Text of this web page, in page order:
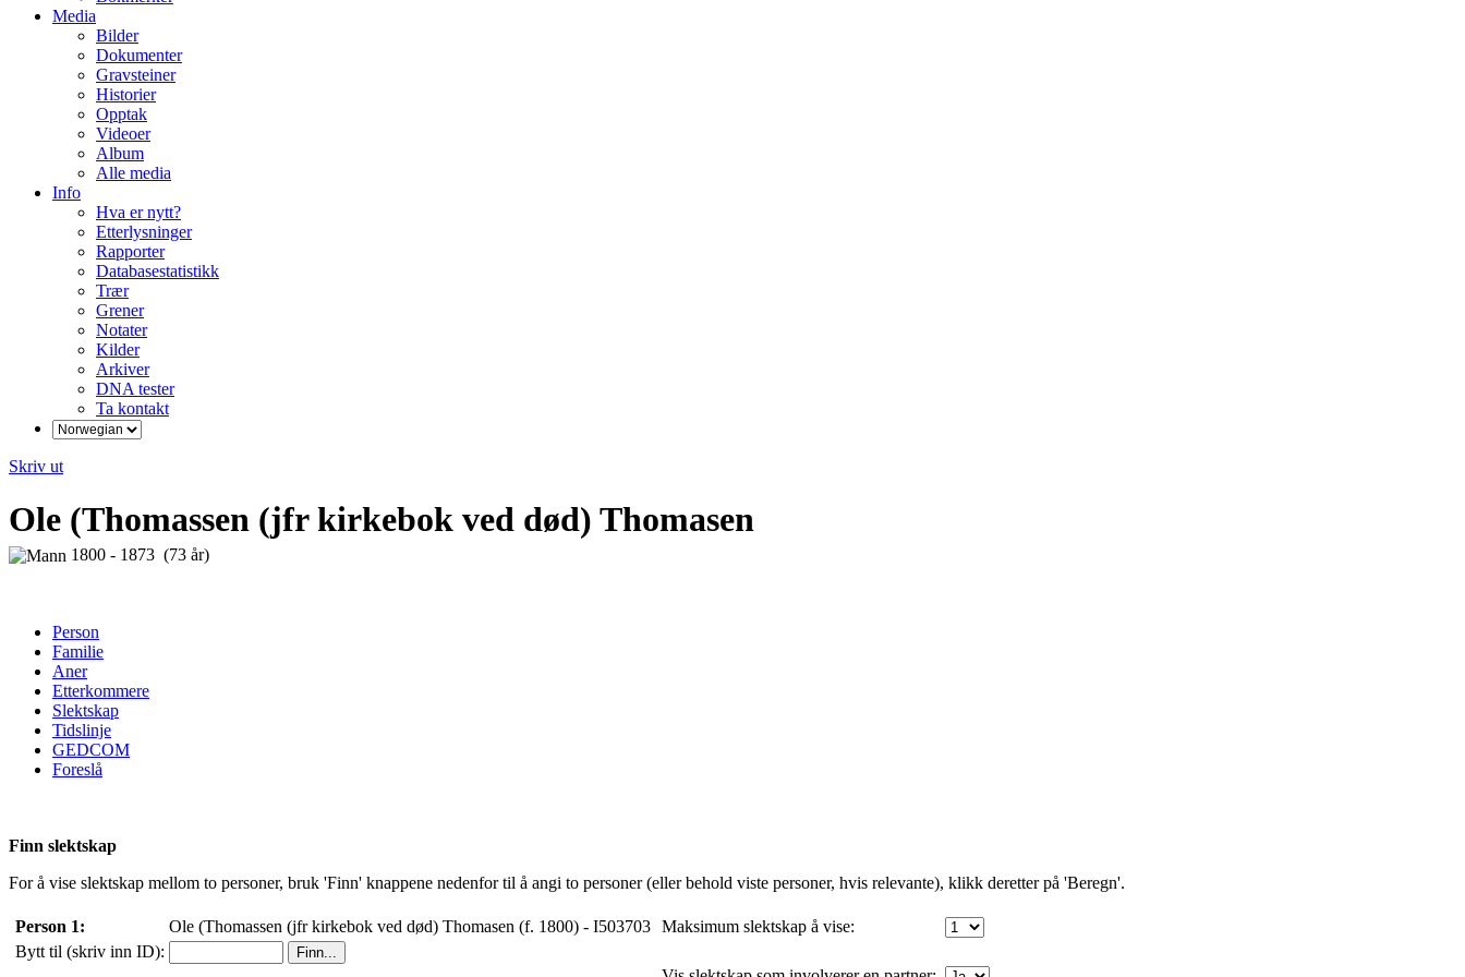
Media
Bilder
Dokumenter
Gravsteiner
Historier
Opptak
Videoer
Album
Alle media
Info
Hva er nytt?
Etterlysninger
Rapporter
Databasestatistikk
Trær
Grener
Notater
Kilder
Arkiver
DNA tester
Ta kontakt
Skriv ut
Ole (Thomassen (jfr kirkebok ved død) Thomasen
1800 - 1873 (73 år)
Person
Familie
Aner
Etterkommere
Slektskap
Tidslinje
GEDCOM
Foreslå
Finn slektskap
For å vise slektskap mellom to personer, bruk 'Finn' knappene nedenfor til å angi to personer (eller behold viste personer, hvis relevante), klikk deretter på 'Beregn'.
Person 1:
Ole (Thomassen (jfr kirkebok ved død) Thomasen (f. 1800) - I503703
Bytt til (skriv inn ID):
Maksimum slektskap å vise: